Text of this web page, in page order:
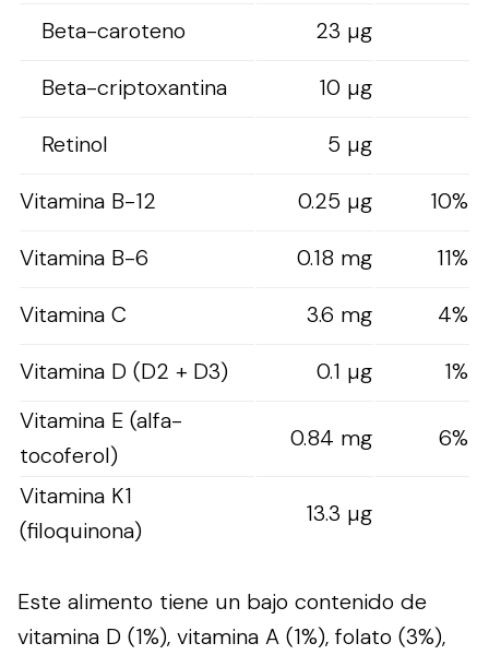
Beta-caroteno
23 µg
Beta-criptoxantina
10 µg
Retinol
5 µg
Vitamina B-12
0.25 µg
10%
Vitamina B-6
0.18 mg
11%
Vitamina C
3.6 mg
4%
Vitamina D (D2 + D3)
0.1 µg
1%
Vitamina E (alfa-
tocoferol)
0.84 mg 6%
Vitamina K1
(filoquinona)
13.3 µg
Este alimento tiene un bajo contenido de
vitamina D (1%), vitamina A (1%), folato (3%),